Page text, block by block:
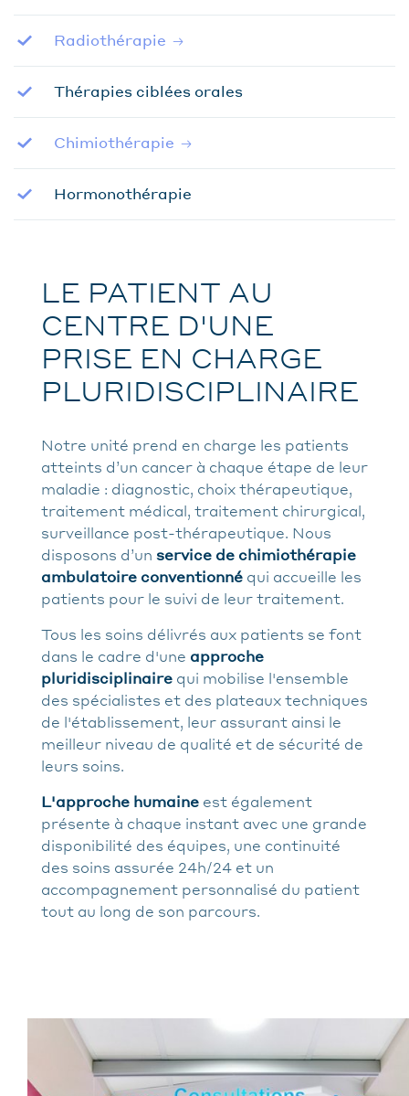
Radiothérapie
Thérapies ciblées orales
Chimiothérapie
Hormonothérapie
LE PATIENT AU
CENTRE D'UNE
PRISE EN CHARGE
PLURIDISCIPLINAIRE
Notre unité prend en charge les patients
atteints d’un cancer à chaque étape de leur
maladie : diagnostic, choix thérapeutique,
traitement médical, traitement chirurgical,
surveillance post-thérapeutique. Nous
disposons d’un service de chimiothérapie
ambulatoire conventionné qui accueille les
patients pour le suivi de leur traitement.
Tous les soins délivrés aux patients se font
dans le cadre d'une approche
pluridisciplinaire qui mobilise l'ensemble
des spécialistes et des plateaux techniques
de l'établissement, leur assurant ainsi le
meilleur niveau de qualité et de sécurité de
leurs soins.
L'approche humaine est également
présente à chaque instant avec une grande
disponibilité des équipes, une continuité
des soins assurée 24h/24 et un
accompagnement personnalisé du patient
tout au long de son parcours.